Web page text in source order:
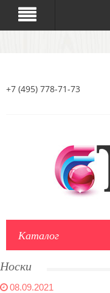
+7 (495) 778-71-73
Каталог
Носки
08.09.2021